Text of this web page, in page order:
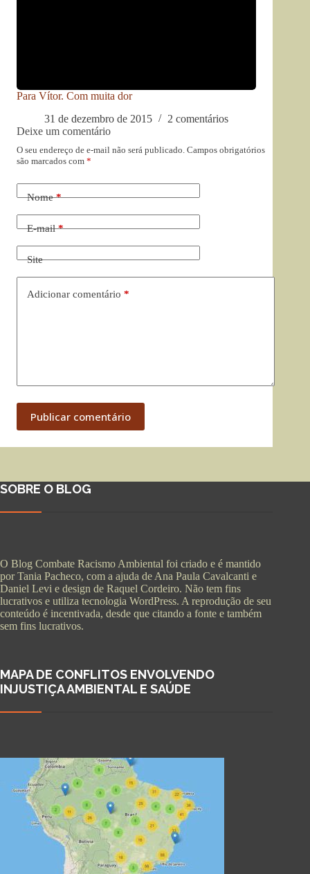
Para Vítor. Com muita dor
31 de dezembro de 2015
2 comentários
Deixe um comentário
O seu endereço de e-mail não será publicado. Campos obrigatórios
são marcados com *
Nome*
E-mail*
Site
Adicionar comentário *
Publicar comentário
SOBRE O BLOG
O Blog Combate Racismo Ambiental foi criado e é mantido
por Tania Pacheco, com a ajuda de Ana Paula Cavalcanti e
Daniel Levi e design de Raquel Cordeiro. Não tem fins
lucrativos e utiliza tecnologia WordPress. A reprodução de seu
conteúdo é incentivada, desde que citando a fonte e também
sem fins lucrativos.
MAPA DE CONFLITOS ENVOLVENDO
INJUSTIÇA AMBIENTAL E SAÚDE